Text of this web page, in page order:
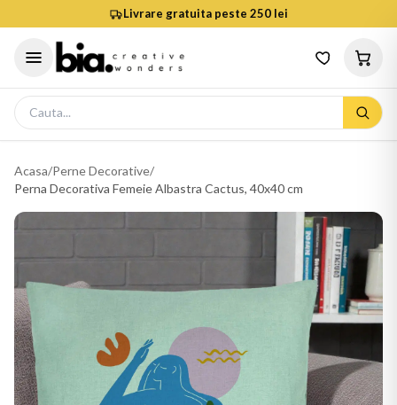
Livrare gratuita peste 250 lei
Acasa/Perne Decorative/
Perna Decorativa Femeie Albastra Cactus, 40x40 cm